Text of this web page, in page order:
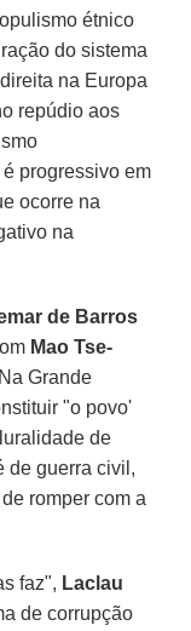
étnico
do sistema
na Europa
repúdio aos
progressivo em
ocorre na
na
de Barros
Mao Tse-
Grande
"o povo'
de
de guerra civil,
romper com a
faz", Laclau
de corrupção